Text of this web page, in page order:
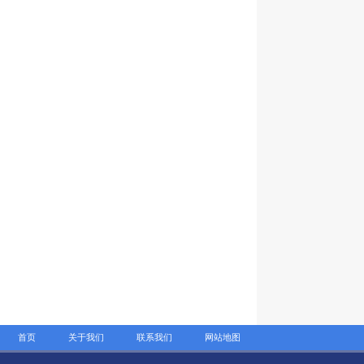
首页 关于我们 联系我们 网站地图